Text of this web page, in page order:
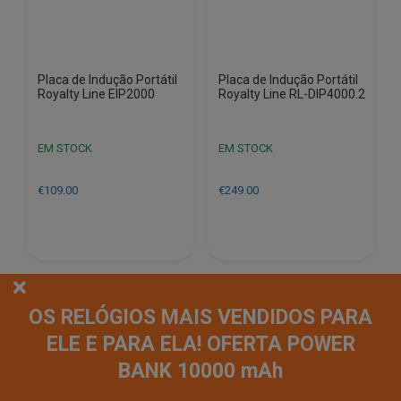
Placa de Indução Portátil
Royalty Line EIP2000
EM STOCK
€109.00
Placa de Indução Portátil
Royalty Line RL-DIP4000.2
EM STOCK
€249.00
OS RELÓGIOS MAIS VENDIDOS PARA
ELE E PARA ELA! OFERTA POWER
BANK 10000 mAh